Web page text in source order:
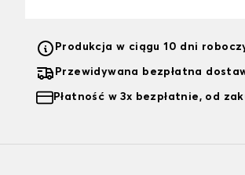
Produkcja w ciągu 10 dni
Przewidywana bezpłatna
Płatność w 3x bezpłatnie, od